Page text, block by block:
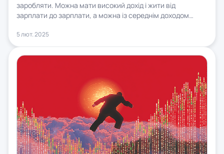
заробляти. Можна мати високий дохід і жити від
зарплати до зарплати, а можна із середнім доходом
а в навичках: як планувати бюджет, як відкладати, як
захищати гроші від інфляції та як змусити їх працювати.
5 лют. 2025